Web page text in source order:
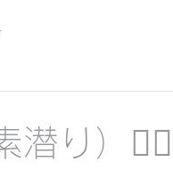
り）🧜‍♀️